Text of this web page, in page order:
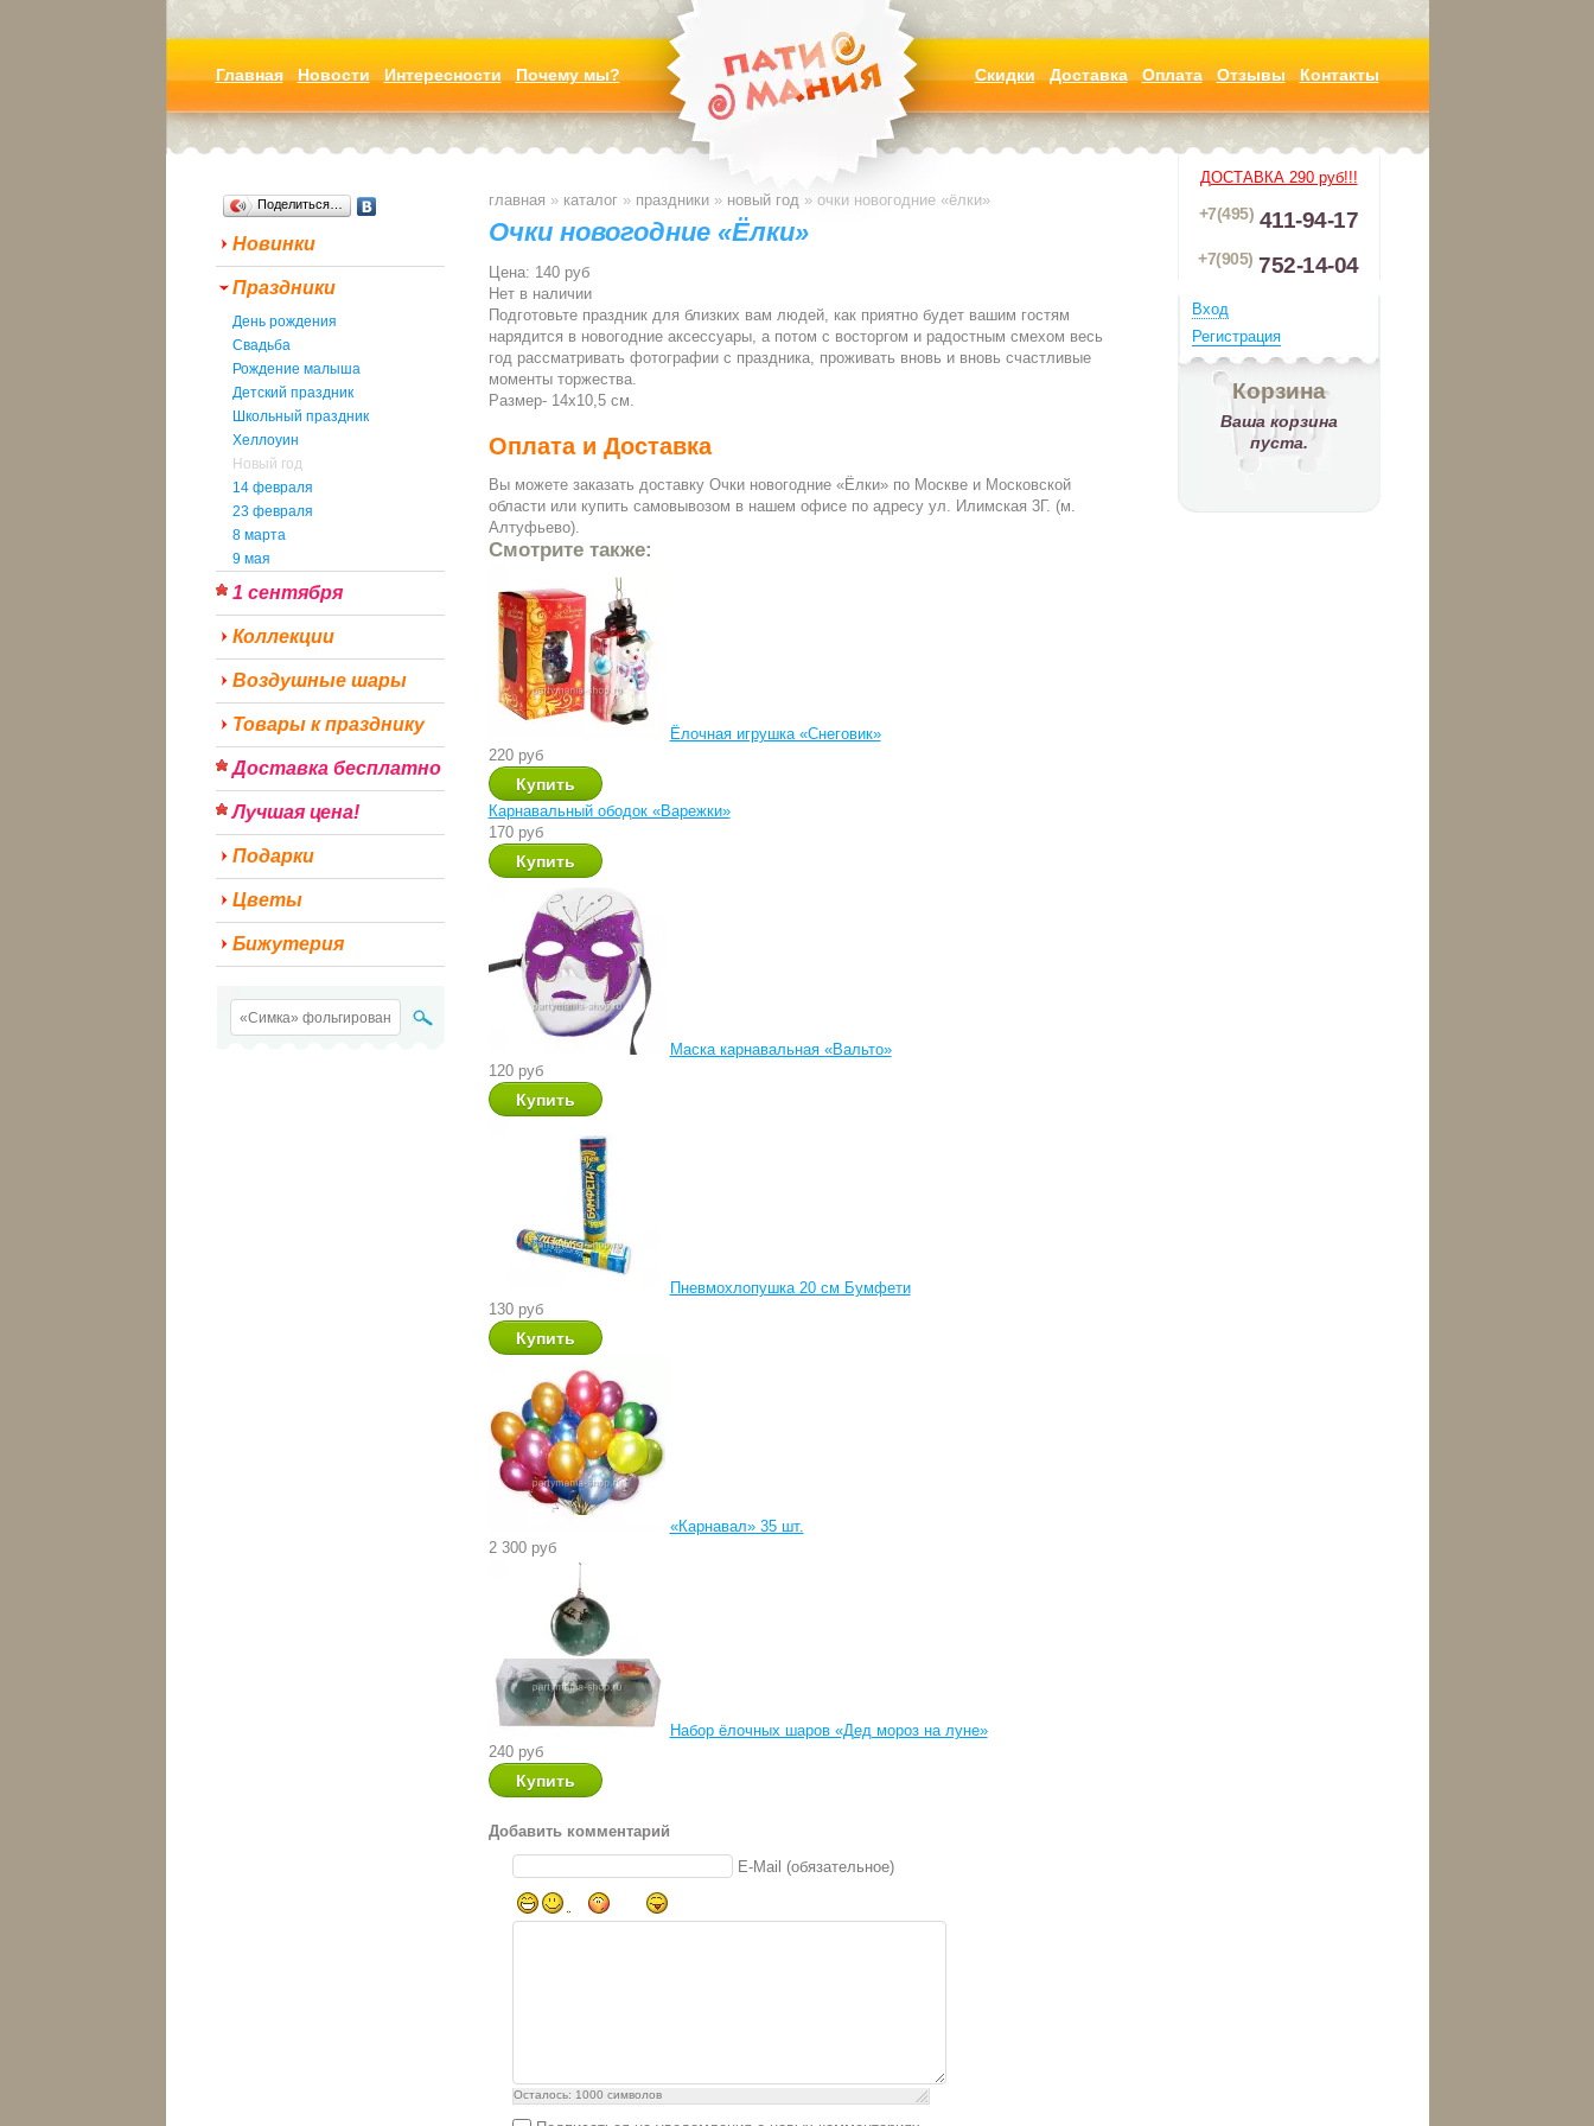
Главная Новости Интересности Почему мы? Скидки Доставка Оплата Отзывы Контакты
ДОСТАВКА 290 руб!!!
+7(495) 411-94-17
+7(905) 752-14-04
Вход
Регистрация
Корзина
Ваша корзина
пуста.
Поделиться…
Новинки
Праздники
День рождения
Свадьба
Рождение малыша
Детский праздник
Школьный праздник
Хеллоуин
Новый год
14 февраля
23 февраля
8 марта
9 мая
1 сентября
Коллекции
Воздушные шары
Товары к празднику
Доставка бесплатно
Лучшая цена!
Подарки
Цветы
Бижутерия
главная » каталог» праздники» новый год» очки новогодние «ёлки»
Очки новогодние «Ёлки»
Цена: 140 руб
Нет в наличии
Подготовьте праздник для близких вам людей, как приятно будет вашим гостям
нарядится в новогодние аксессуары, а потом с восторгом и радостным смехом весь
год рассматривать фотографии с праздника, проживать вновь и вновь счастливые
моменты торжества.
Размер- 14х10,5 см.
Оплата и Доставка
Вы можете заказать доставку Очки новогодние «Ёлки» по Москве и Московской
области или купить самовывозом в нашем офисе по адресу ул. Илимская 3Г. (м.
Алтуфьево).
Смотрите также:
Ёлочная игрушка «Снеговик»
220 руб
Карнавальный ободок «Варежки»
170 руб
Маска карнавальная «Вальто»
120 руб
Пневмохлопушка 20 см Бумфети
130 руб
«Карнавал» 35 шт.
2 300 руб
Набор ёлочных шаров «Дед мороз на луне»
240 руб
Добавить комментарий
E-Mail (обязательное)
Осталось: 1000 символов